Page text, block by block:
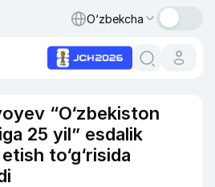
O‘zbekcha
“O‘zbekiston
25 yil” esdalik
to‘g‘risida